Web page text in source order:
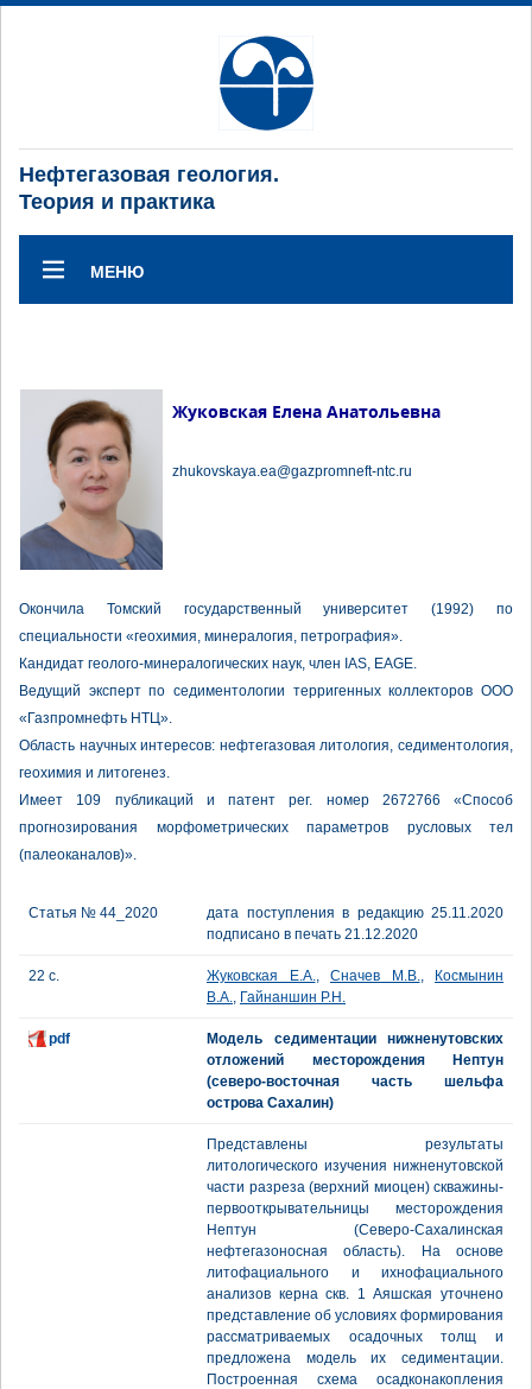
Нефтегазовая геология.
Теория и практика
МЕНЮ
Жуковская Елена Анатольевна
zhukovskaya.ea@gazpromneft-ntc.ru
Окончила Томский государственный университет (1992) по
специальности «геохимия, минералогия, петрография».
Кандидат геолого-минералогических наук, член IAS, EAGE.
Ведущий эксперт по седиментологии терригенных коллекторов ООО
«Газпромнефть НТЦ».
Область научных интересов: нефтегазовая литология, седиментология,
геохимия и литогенез.
Имеет 109 публикаций и патент рег. номер 2672766 «Способ
прогнозирования морфометрических параметров русловых тел
(палеоканалов)».
Статья № 44_2020
дата поступления в редакцию 25.11.2020
подписано в печать 21.12.2020
22 с. Жуковская Е.А., Сначев М.В.,
Космынин
В.А., Гайнаншин Р.Н.
pdf
Модель седиментации нижненутовских
отложений месторождения Нептун
(северо-восточная часть шельфа
острова Сахалин)
Представлены результаты
литологического изучения нижненутовской
части разреза (верхний миоцен) скважины-
первооткрывательницы месторождения
Нептун (Северо-Сахалинская
нефтегазоносная область). На основе
литофациального и ихнофациального
анализов керна скв. 1 Аяшская уточнено
представление об условиях формирования
рассматриваемых осадочных толщ и
предложена модель их седиментации.
Построенная схема осадконакопления